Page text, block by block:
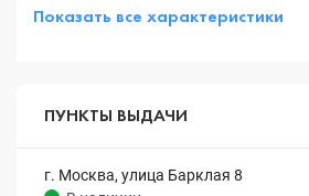
Показать все характеристики
ПУНКТЫ ВЫДАЧИ
г. Москва, улица Барклая 8